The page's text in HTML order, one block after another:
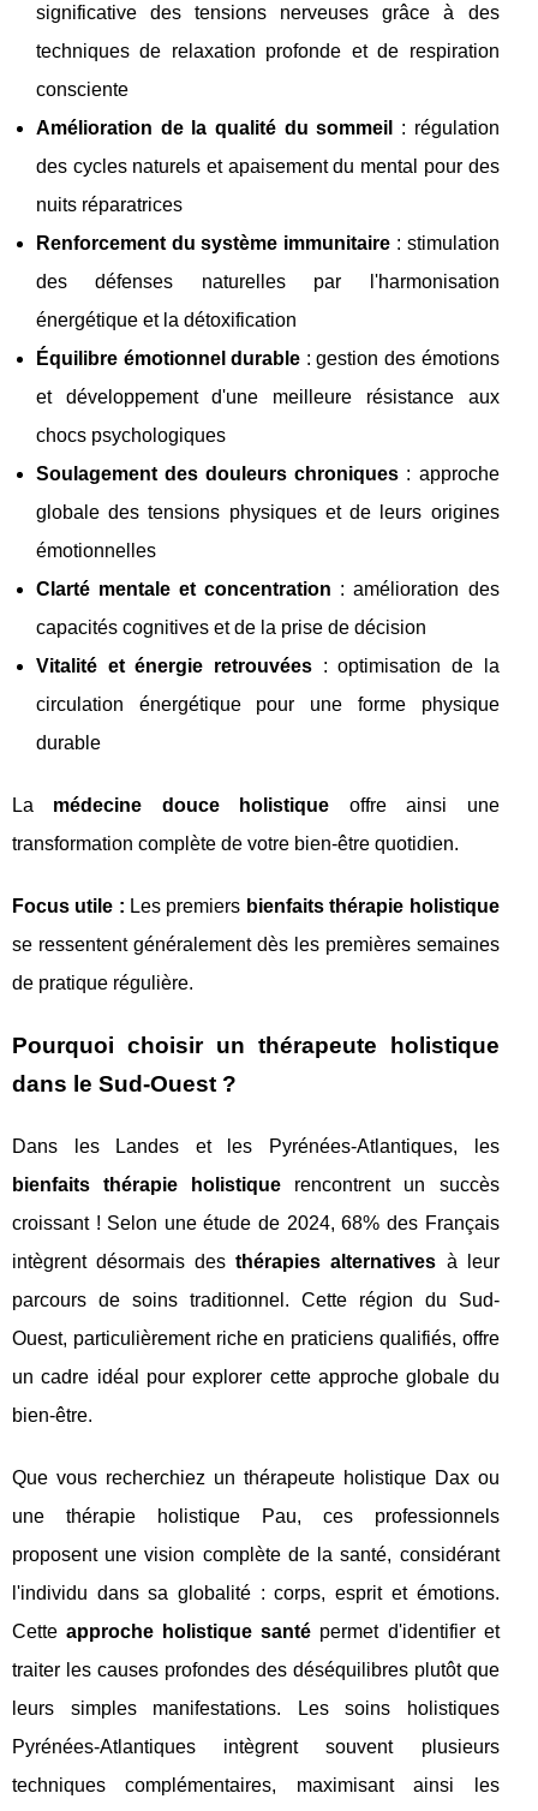
significative des tensions nerveuses grâce à des
techniques de relaxation profonde et de respiration
consciente
Amélioration de la qualité du sommeil
: régulation
des cycles naturels et apaisement du mental pour des
nuits réparatrices
Renforcement du système immunitaire : stimulation
des défenses naturelles par l'harmonisation
énergétique et la détoxification
Équilibre émotionnel durable : gestion des émotions
et développement d'une meilleure résistance aux
chocs psychologiques
Soulagement des douleurs chroniques : approche
globale des tensions physiques et de leurs origines
émotionnelles
Clarté mentale et concentration : amélioration des
capacités cognitives et de la prise de décision
Vitalité et énergie retrouvées: optimisation de la
circulation énergétique pour une forme physique
durable
La médecine douce holistique offre ainsi une
transformation complète de votre bien-être quotidien.
Focus utile : Les premiers bienfaits thérapie holistique
se ressentent généralement dès les premières semaines
de pratique régulière.
Pourquoi choisir un thérapeute holistique
dans le Sud-Ouest ?
Dans les Landes et les Pyrénées-Atlantiques, les
bienfaits thérapie holistique rencontrent un succès
croissant ! Selon une étude de 2024, 68% des Français
intègrent désormais desthérapies alternatives à leur
parcours de soins traditionnel. Cette région du Sud-
Ouest, particulièrement riche en praticiens qualifiés, offre
un cadre idéal pour explorer cette approche globale du
bien-être.
Que vous recherchiez un thérapeute holistique Dax ou
une thérapie holistique Pau, ces professionnels
proposent une vision complète de la santé, considérant
l'individu dans sa globalité : corps, esprit et émotions.
Cetteapproche holistique santé permet d'identifier et
traiter les causes profondes des déséquilibres plutôt que
leurs simples manifestations. Les soins holistiques
Pyrénées-Atlantiques intègrent souvent plusieurs
techniques complémentaires, maximisant ainsi les